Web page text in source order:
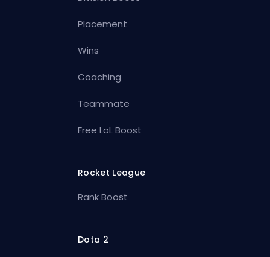
Placement
Wins
Coaching
Teammate
Free LoL Boost
Rocket League
Rank Boost
Dota 2